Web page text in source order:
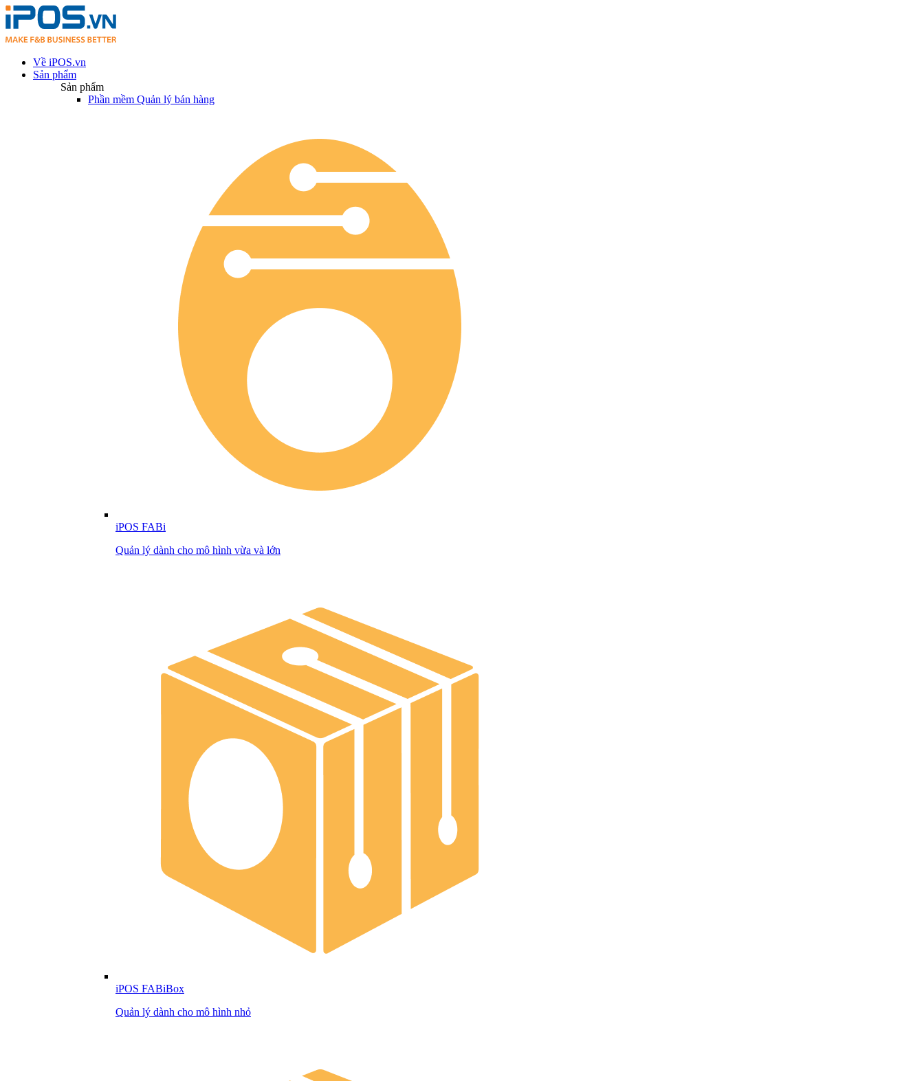
Về iPOS.vn
Sản phẩm
Sản phẩm
Phần mềm Quản lý bán hàng
iPOS FABi
Quản lý dành cho mô hình vừa và lớn
iPOS FABiBox
Quản lý dành cho mô hình nhỏ